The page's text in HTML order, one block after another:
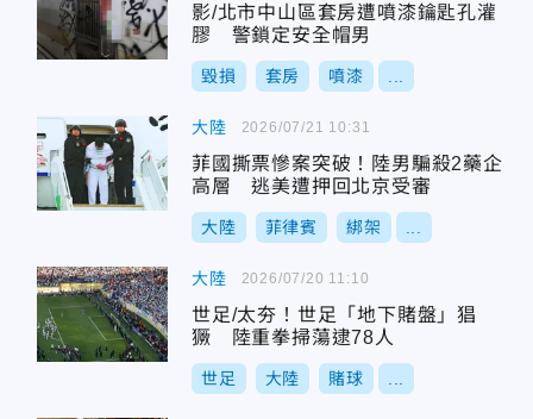
影/北市中山區套房遭噴漆鑰匙孔灌
膠 警鎖定安全帽男
毀損 套房 噴漆
大陸
菲國撕票慘案突破！陸男騙殺2藥企
高層 逃美遭押回北京受審
大陸 菲律賓 綁架
2026/07/21 10:31
大陸
世足/太夯！世足「地下賭盤」猖
獗 陸重拳掃蕩逮78人
世足 大陸 賭球
2026/07/20 11:10